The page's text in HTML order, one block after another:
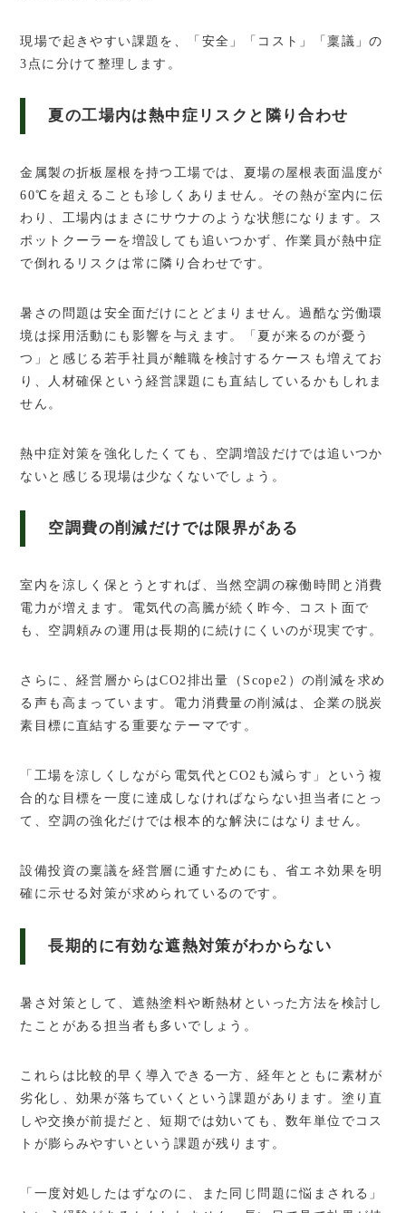
現場で起きやすい課題を、「安全」「コスト」「稟議」の
3点に分けて整理します。
夏の工場内は熱中症リスクと隣り合わせ
金属製の折板屋根を持つ工場では、夏場の屋根表面温度が
60℃を超えることも珍しくありません。その熱が室内に伝
わり、工場内はまさにサウナのような状態になります。ス
ポットクーラーを増設しても追いつかず、作業員が熱中症
で倒れるリスクは常に隣り合わせです。
暑さの問題は安全面だけにとどまりません。過酷な労働環
境は採用活動にも影響を与えます。「夏が来るのが憂う
つ」と感じる若手社員が離職を検討するケースも増えてお
り、人材確保という経営課題にも直結しているかもしれま
せん。
熱中症対策を強化したくても、空調増設だけでは追いつか
ないと感じる現場は少なくないでしょう。
空調費の削減だけでは限界がある
室内を涼しく保とうとすれば、当然空調の稼働時間と消費
電力が増えます。電気代の高騰が続く昨今、コスト面で
も、空調頼みの運用は長期的に続けにくいのが現実です。
さらに、経営層からはCO2排出量（Scope2）の削減を求め
る声も高まっています。電力消費量の削減は、企業の脱炭
素目標に直結する重要なテーマです。
「工場を涼しくしながら電気代とCO2も減らす」という複
合的な目標を一度に達成しなければならない担当者にとっ
て、空調の強化だけでは根本的な解決にはなりません。
設備投資の稟議を経営層に通すためにも、省エネ効果を明
確に示せる対策が求められているのです。
長期的に有効な遮熱対策がわからない
暑さ対策として、遮熱塗料や断熱材といった方法を検討し
たことがある担当者も多いでしょう。
これらは比較的早く導入できる一方、経年とともに素材が
劣化し、効果が落ちていくという課題があります。塗り直
しや交換が前提だと、短期では効いても、数年単位でコス
トが膨らみやすいという課題が残ります。
「一度対処したはずなのに、また同じ問題に悩まされる」